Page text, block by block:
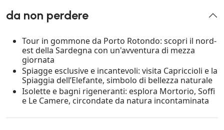
da non perdere
Tour in gommone da Porto Rotondo: scopri il nord-
est della Sardegna con un'avventura di mezza
giornata
Spiagge esclusive e incantevoli: visita Capriccioli e la
Spiaggia dell’Elefante, simbolo di bellezza naturale
Isolette e bagni rigeneranti: esplora Mortorio, Soffi
e Le Camere, circondate da natura incontaminata